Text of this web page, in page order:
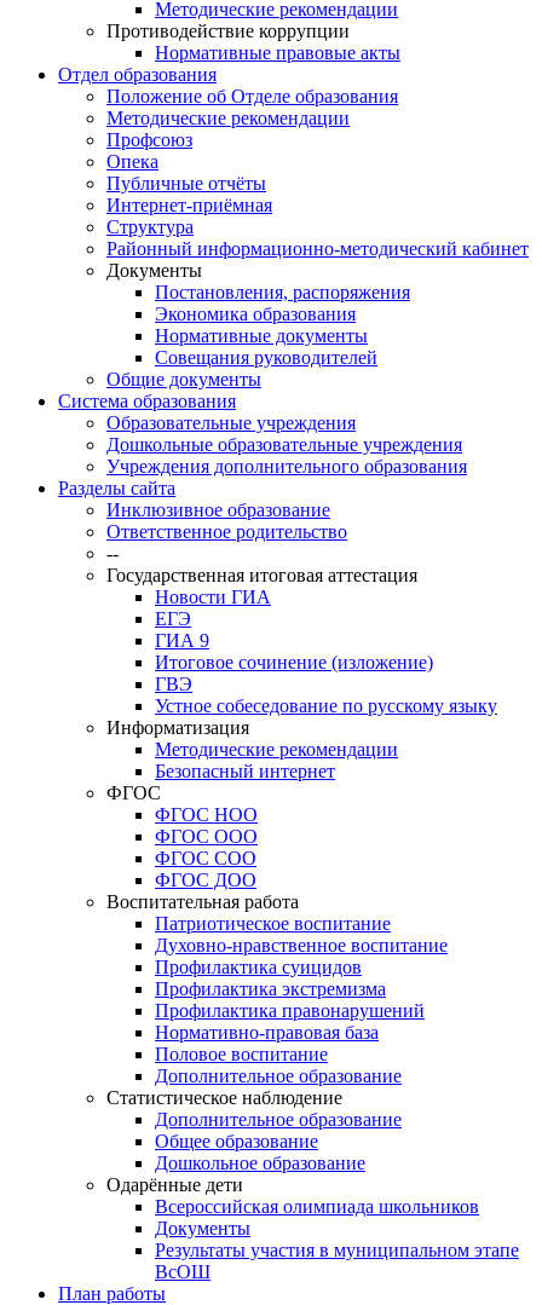
Методические рекомендации
Противодействие коррупции
Нормативные правовые акты
Отдел образования
Положение об Отделе образования
Методические рекомендации
Профсоюз
Опека
Публичные отчёты
Интернет-приёмная
Структура
Районный информационно-методический кабинет
Документы
Постановления, распоряжения
Экономика образования
Нормативные документы
Совещания руководителей
Общие документы
Система образования
Образовательные учреждения
Дошкольные образовательные учреждения
Учреждения дополнительного образования
Разделы сайта
Инклюзивное образование
Ответственное родительство
--
Государственная итоговая аттестация
Новости ГИА
ЕГЭ
ГИА 9
Итоговое сочинение (изложение)
ГВЭ
Устное собеседование по русскому языку
Информатизация
Методические рекомендации
Безопасный интернет
ФГОС
ФГОС НОО
ФГОС ООО
ФГОС СОО
ФГОС ДОО
Воспитательная работа
Патриотическое воспитание
Духовно-нравственное воспитание
Профилактика суицидов
Профилактика экстремизма
Профилактика правонарушений
Нормативно-правовая база
Половое воспитание
Дополнительное образование
Статистическое наблюдение
Дополнительное образование
Общее образование
Дошкольное образование
Одарённые дети
Всероссийская олимпиада школьников
Документы
Результаты участия в муниципальном этапе
ВсОШ
План работы